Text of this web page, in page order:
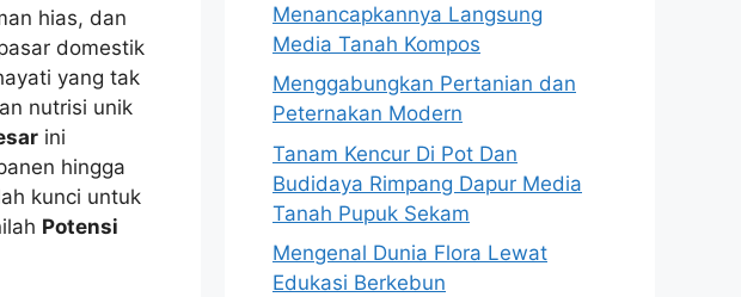
hias, dan
domestik
yang tak
nutrisi unik
ini
hingga
kunci untuk
Potensi
Menancapkannya Langsung
Media Tanah Kompos
Menggabungkan Pertanian dan
Peternakan Modern
Tanam Kencur Di Pot Dan
Budidaya Rimpang Dapur Media
Tanah Pupuk Sekam
Mengenal Dunia Flora Lewat
Edukasi Berkebun